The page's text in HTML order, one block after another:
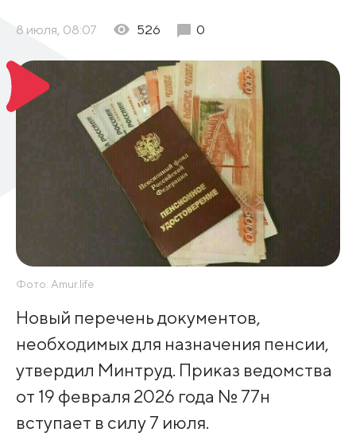
8 июля, 08:07 526 0
Фото: Amur.life
Новый перечень документов,
необходимых для назначения пенсии,
утвердил Минтруд. Приказ ведомства
от 19 февраля 2026 года № 77н
вступает в силу 7 июля.